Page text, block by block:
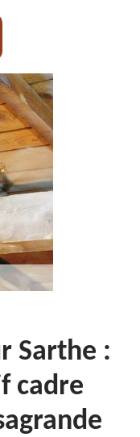
Sarthe :
cadre